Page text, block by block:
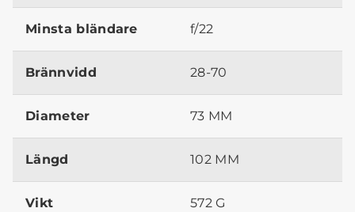
Minsta bländare f/22
Brännvidd 28-70
Diameter 73 MM
Längd 102 MM
Vikt 572 G